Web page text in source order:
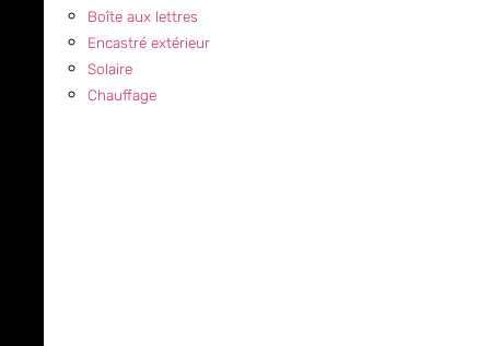
Boîte aux lettres
Encastré extérieur
Solaire
Chauffage